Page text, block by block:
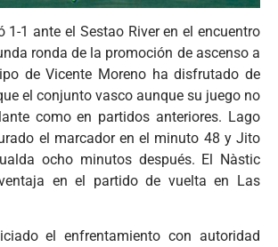
1-1 ante el Sestao River en el encuentro
ronda de la promoción de ascenso a
de Vicente Moreno ha disfrutado de
el conjunto vasco aunque su juego no
como en partidos anteriores. Lago
el marcador en el minuto 48 y Jito
ocho minutos después. El Nàstic
en el partido de vuelta en Las
el enfrentamiento con autoridad